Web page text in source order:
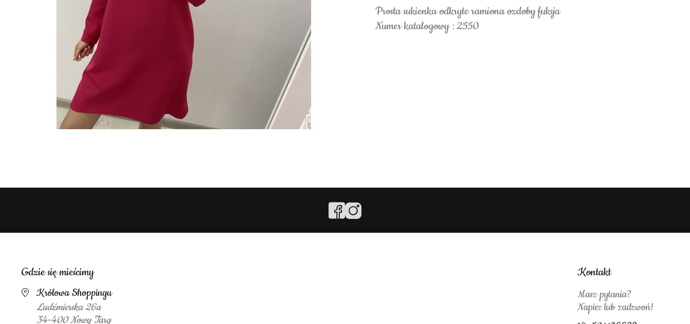
Prosta sukienka odkryte ramiona ozdoby fuksja
Numer katalogowy : 2550
Gdzie się mieścimy
Królowa Shoppingu
Ludźmierska 26a
34-400 Nowy Targ
Kontakt
Masz pytania?
Napisz lub zadzwoń!